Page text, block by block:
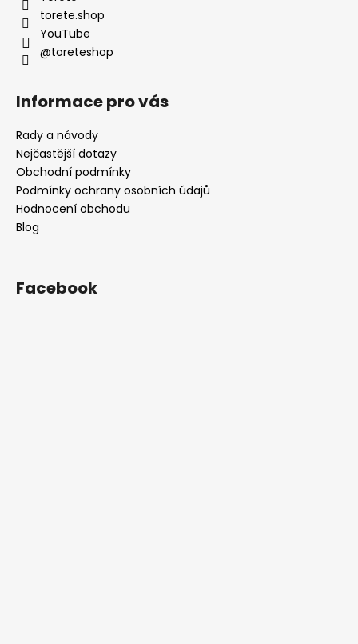
torete.shop
YouTube
@toreteshop
Informace pro vás
Rady a návody
Nejčastější dotazy
Obchodní podmínky
Podmínky ochrany osobních údajů
Hodnocení obchodu
Blog
Facebook